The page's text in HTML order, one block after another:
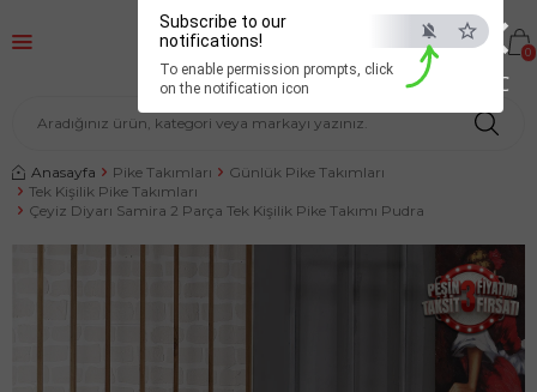
×
ESC
Subscribe to our
notifications!
To enable permission prompts, click
on the notification icon
0
Anasayfa Pike Takımları
Günlük Pike Takımları
Tek Kişilik Pike Takımları
Çeyiz Diyarı Samira 2 Parça Tek Kişilik Pike Takımı Pudra